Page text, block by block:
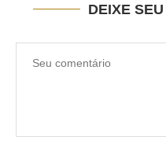
DEIXE